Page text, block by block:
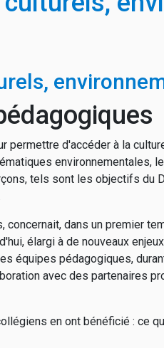
permettre d'accéder à la
environnementales,
tels sont les objectifs du
dans un premier
élargi à de nouveaux
équipes pédagogiques,
avec des partenaires
en ont bénéficié : ce